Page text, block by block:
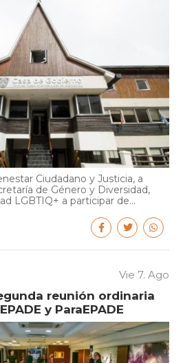
Ciudadano y Justicia, a
de Género y Diversidad,
LGBTIQ+ a participar de...
Vie 7. Ago
reunión ordinaria
y ParaEPADE